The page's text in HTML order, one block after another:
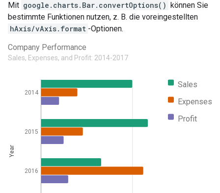
Mit google.charts.Bar.convertOptions() können Sie
bestimmte Funktionen nutzen, z. B. die voreingestellten
hAxis/vAxis.format -Optionen.